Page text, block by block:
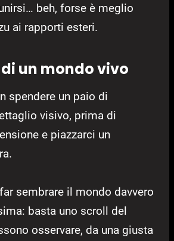
beh, forse è meglio
ai rapporti esteri.
un mondo vivo
spendere un paio di
visivo, prima di
e piazzarci un
far sembrare il mondo davvero
basta uno scroll del
osservare, da una giusta